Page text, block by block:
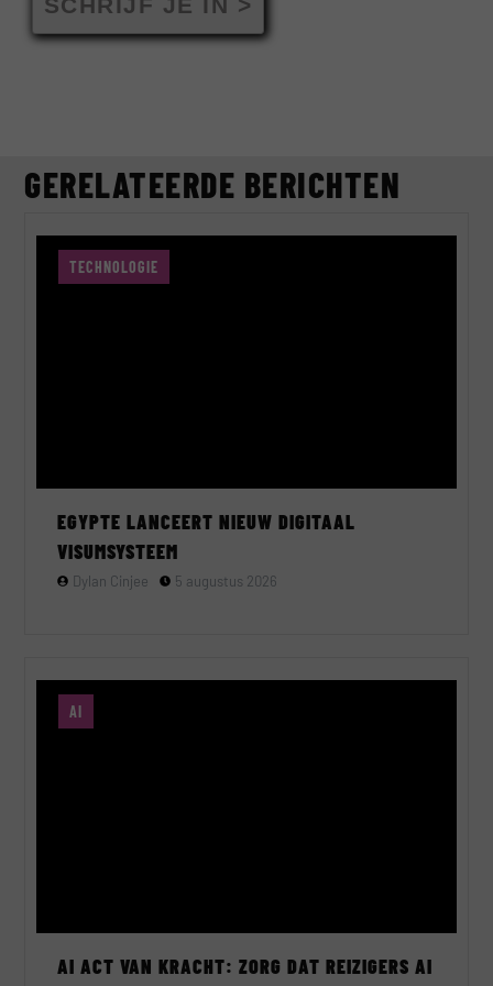
GERELATEERDE BERICHTEN
TECHNOLOGIE
EGYPTE LANCEERT NIEUW DIGITAAL
VISUMSYSTEEM
Dylan Cinjee 5 augustus 2026
AI
AI ACT VAN KRACHT: ZORG DAT REIZIGERS AI